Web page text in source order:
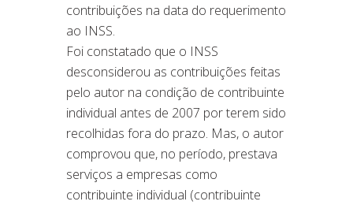
contribuições na data do requerimento
ao INSS.
Foi constatado que o INSS
desconsiderou as contribuições feitas
pelo autor na condição de contribuinte
individual antes de 2007 por terem sido
recolhidas fora do prazo. Mas, o autor
comprovou que, no período, prestava
serviços a empresas como
contribuinte individual (contribuinte